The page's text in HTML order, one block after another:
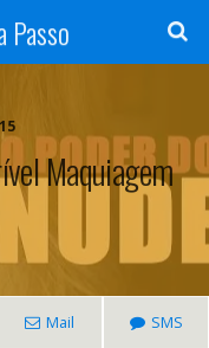
Passo
Maquiagem
Mail SMS